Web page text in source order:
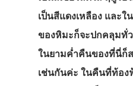
เป็นสีแดงเหลือง และ
ของหิมะก็จะปกคลุมทั่
ในยามค่ำคืนของที่นี่ก็
เช่นกันค่ะ ในคืนที่ท้อง